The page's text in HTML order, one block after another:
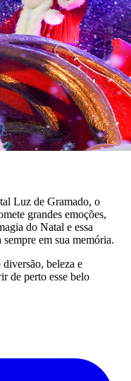
Luz de Gramado, o
grandes emoções,
do Natal e essa
em sua memória.
beleza e
de perto esse belo